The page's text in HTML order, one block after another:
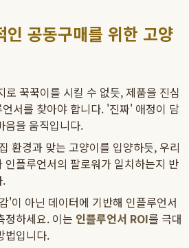
공동구매를 위한 고양
로 꾹꾹이를 시킬 수 없듯, 제품을 진심
서를 찾아야 합니다. '진짜' 애정이 담
음을 움직입니다.
환경과 맞는 고양이를 입양하듯, 우리
인플루언서의 팔로워가 일치하는지 반
.
'이 아닌 데이터에 기반해 인플루언서
정하세요. 이는 인플루언서 ROI를 극대
법입니다.